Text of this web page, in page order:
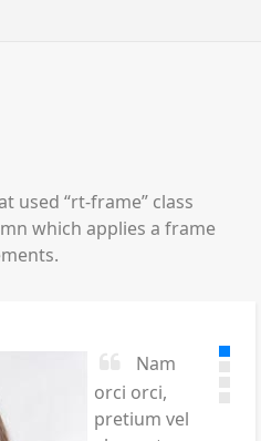
used “rt-frame” class
which applies a frame
Nam
orci orci,
pretium vel